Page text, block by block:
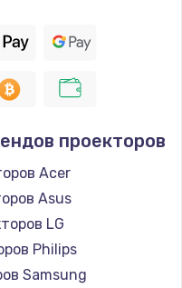
проекторов
Acer
Asus
LG
Philips
Samsung